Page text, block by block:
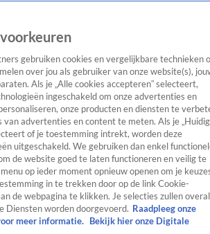
Entertainment TV Algemeen
Tip
SpraakmakendRealityCrimeVideo's
schrijversteams André
gebruiken cookies en vergelijkbare technieken
over jou als gebruiker van onze website(s),
Als je „Alle cookies accepteren” selecteert,
ingeschakeld om onze advertenties en
onze producten en diensten te
van advertenties en content te meten. Als je
of je toestemming intrekt, worden deze
uitgeschakeld. We gebruiken dan enkel
de website goed te laten functioneren en veilig te
op ieder moment opnieuw openen om je
in te trekken door op de link Cookie-
de webpagina te klikken. Je selecties zullen overal
Diensten worden doorgevoerd. Raadpleeg onze
meer informatie.
Bekijk hier onze Digitale